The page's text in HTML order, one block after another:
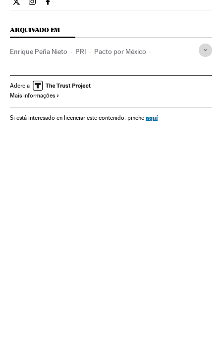
Internacional El País Brasil en Twitter
Internacional El País Brasil en Instagram
Internacional El País Brasil en Facebook
ARQUIVADO EM
Enrique Peña Nieto PRI Pacto por México
Pactos políticos Constituição
México Atividade legislativa
América Latina Parlamento Política energética
Adere a
Mais informações
Si está interesado en licenciar este contenido, pinche aquí